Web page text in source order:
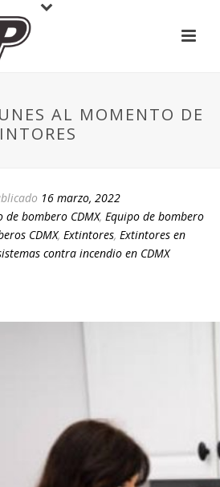
AL MOMENTO DE
16 marzo, 2022
de bombero CDMX, Equipo de bombero
CDMX, Extintores, Extintores en
contra incendio en CDMX